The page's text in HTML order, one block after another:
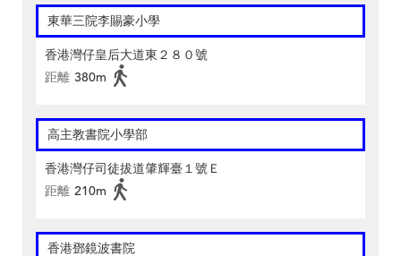
東華三院李賜豪小學
香港灣仔皇后大道東２８０號
距離 380m
高主教書院小學部
香港灣仔司徒拔道肇輝臺１號Ｅ
距離 210m
香港鄧鏡波書院